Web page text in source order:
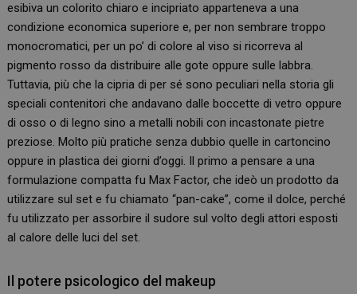
esibiva un colorito chiaro e incipriato apparteneva a una
condizione economica superiore e, per non sembrare troppo
monocromatici, per un po’ di colore al viso si ricorreva al
pigmento rosso da distribuire alle gote oppure sulle labbra.
Tuttavia, più che la cipria di per sé sono peculiari nella storia gli
speciali contenitori che andavano dalle boccette di vetro oppure
di osso o di legno sino a metalli nobili con incastonate pietre
preziose. Molto più pratiche senza dubbio quelle in cartoncino
oppure in plastica dei giorni d’oggi. Il primo a pensare a una
formulazione compatta fu Max Factor, che ideò un prodotto da
utilizzare sul set e fu chiamato “pan-cake”, come il dolce, perché
fu utilizzato per assorbire il sudore sul volto degli attori esposti
al calore delle luci del set.
Il potere psicologico del makeup